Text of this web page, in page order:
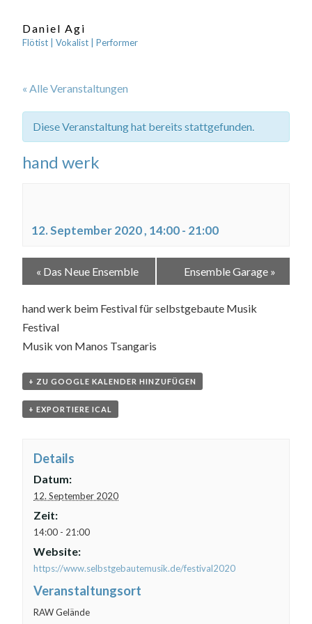
Daniel Agi
Flötist | Vokalist | Performer
« Alle Veranstaltungen
Diese Veranstaltung hat bereits stattgefunden.
hand werk
12. September 2020 , 14:00- 21:00
« Das Neue Ensemble Ensemble Garage »
hand werk beim Festival für selbstgebaute Musik
Festival
Musik von Manos Tsangaris
+ ZU GOOGLE KALENDER HINZUFÜGEN
+ EXPORTIERE ICAL
Details
Datum:
12. September 2020
Zeit:
14:00 - 21:00
Website:
https://www.selbstgebautemusik.de/festival2020
Veranstaltungsort
RAW Gelände